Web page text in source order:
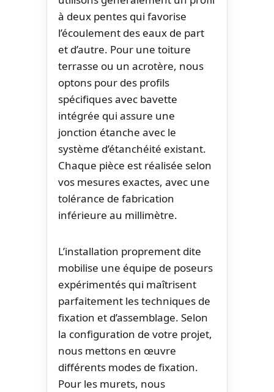
à deux pentes qui favorise
l’écoulement des eaux de part
et d’autre. Pour une toiture
terrasse ou un acrotère, nous
optons pour des profils
spécifiques avec bavette
intégrée qui assure une
jonction étanche avec le
système d’étanchéité existant.
Chaque pièce est réalisée selon
vos mesures exactes, avec une
tolérance de fabrication
inférieure au millimètre.
L’installation proprement dite
mobilise une équipe de poseurs
expérimentés qui maîtrisent
parfaitement les techniques de
fixation et d’assemblage. Selon
la configuration de votre projet,
nous mettons en œuvre
différents modes de fixation.
Pour les murets, nous